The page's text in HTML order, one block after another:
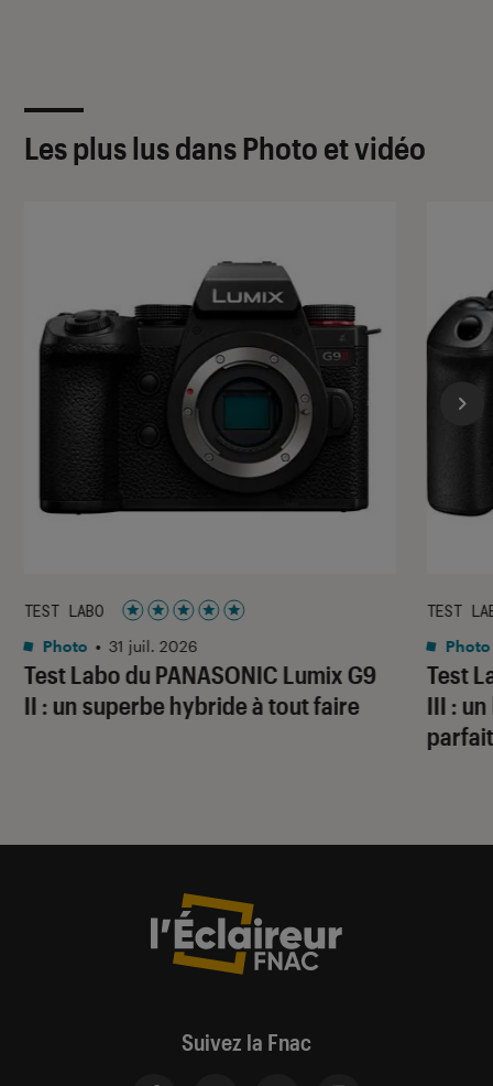
Les plus lus dans Photo et vidéo
Test Labo du PANASONIC Lumix G9
II : un superbe hybride à tout faire
TEST LABO
Noté 5 étoiles sur 5
Photo • 31 juil. 2026
Test
III :
TEST
Photo
Suivez la Fnac